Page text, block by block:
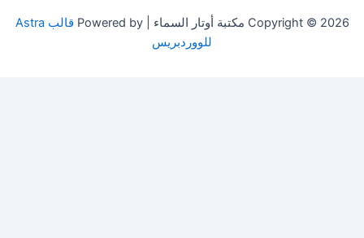
Copyright © 2026 مكتبة أوتار السماء | Powered by
قالب Astra
للووردبريس